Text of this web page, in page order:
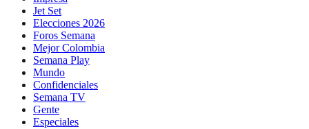
Jet Set
Elecciones 2026
Foros Semana
Mejor Colombia
Semana Play
Mundo
Confidenciales
Semana TV
Gente
Especiales